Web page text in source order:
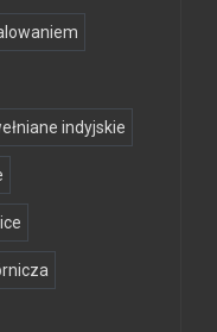
indyjskie